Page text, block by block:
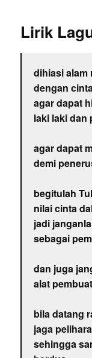
Lirik
dihiasi alam
dengan
agar dapat
laki laki dan
agar dapat
demi
begitulah
nilai cinta
jadi
sebagai
dan juga
alat
bila datang
jaga
sehingga